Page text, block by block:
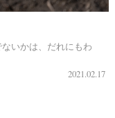
いかは、だれにもわ
2021.02.17